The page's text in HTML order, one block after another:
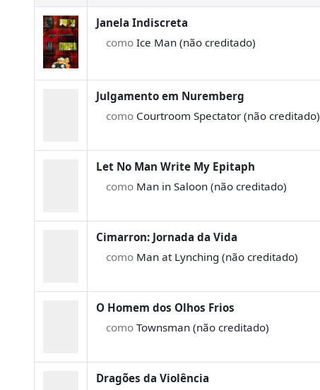
Janela Indiscreta
como Ice Man (não creditado)
Julgamento em Nuremberg
como Courtroom Spectator (não creditado)
Let No Man Write My Epitaph
como Man in Saloon (não creditado)
Cimarron: Jornada da Vida
como Man at Lynching (não creditado)
O Homem dos Olhos Frios
como Townsman (não creditado)
Dragões da Violência